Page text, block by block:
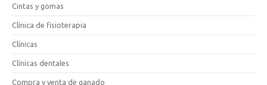
Cintas y gomas
Clínica de fisioterapia
Clínicas
Clínicas dentales
Compra y venta de ganado